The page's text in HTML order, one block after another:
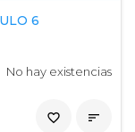
6
No hay existencias

favorite_border